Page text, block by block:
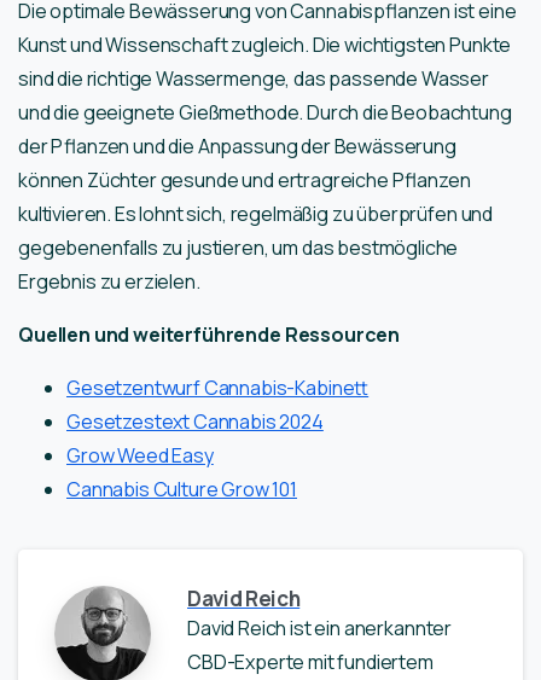
Die optimale Bewässerung von Cannabispflanzen ist eine
Kunst und Wissenschaft zugleich. Die wichtigsten Punkte
sind die richtige Wassermenge, das passende Wasser
und die geeignete Gießmethode. Durch die Beobachtung
der Pflanzen und die Anpassung der Bewässerung
können Züchter gesunde und ertragreiche Pflanzen
kultivieren. Es lohnt sich, regelmäßig zu überprüfen und
gegebenenfalls zu justieren, um das bestmögliche
Ergebnis zu erzielen.
Quellen und weiterführende Ressourcen
Gesetzentwurf Cannabis-Kabinett
Gesetzestext Cannabis 2024
Grow Weed Easy
Cannabis Culture Grow 101
David Reich
David Reich ist ein anerkannter
CBD-Experte mit fundiertem